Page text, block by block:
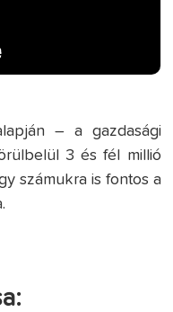
– a gazdasági
3 és fél millió
számukra is fontos a